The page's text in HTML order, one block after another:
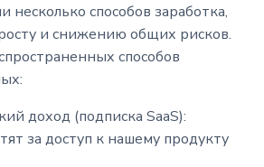
несколько способов заработка,
и снижению общих рисков.
способов
доход (подписка SaaS):
за доступ к нашему продукту